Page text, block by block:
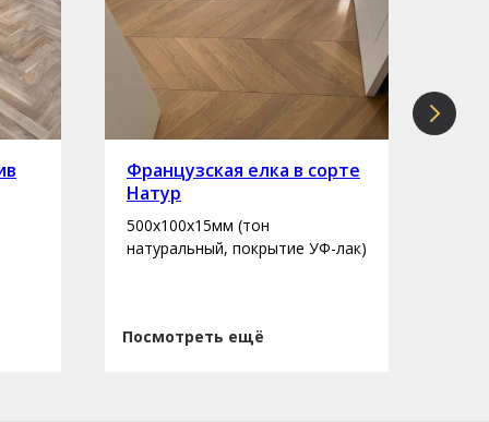
Французская елка в сорте
Натур
500х100х15мм (тон
натуральный, покрытие УФ-лак)
Посмотреть ещё